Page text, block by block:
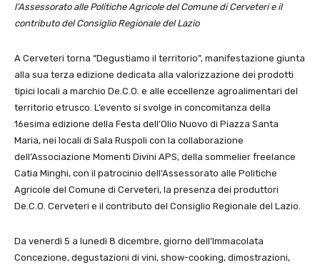
l’Assessorato alle Politiche Agricole del Comune di Cerveteri e il
contributo del Consiglio Regionale del Lazio
A Cerveteri torna “Degustiamo il territorio”, manifestazione giunta
alla sua terza edizione dedicata alla valorizzazione dei prodotti
tipici locali a marchio De.C.O. e alle eccellenze agroalimentari del
territorio etrusco. L’evento si svolge in concomitanza della
16esima edizione della Festa dell’Olio Nuovo di Piazza Santa
Maria, nei locali di Sala Ruspoli con la collaborazione
dell’Associazione Momenti Divini APS, della sommelier freelance
Catia Minghi, con il patrocinio dell’Assessorato alle Politiche
Agricole del Comune di Cerveteri, la presenza dei produttori
De.C.O. Cerveteri e il contributo del Consiglio Regionale del Lazio.
Da venerdì 5 a lunedì 8 dicembre, giorno dell’Immacolata
Concezione, degustazioni di vini, show-cooking, dimostrazioni,